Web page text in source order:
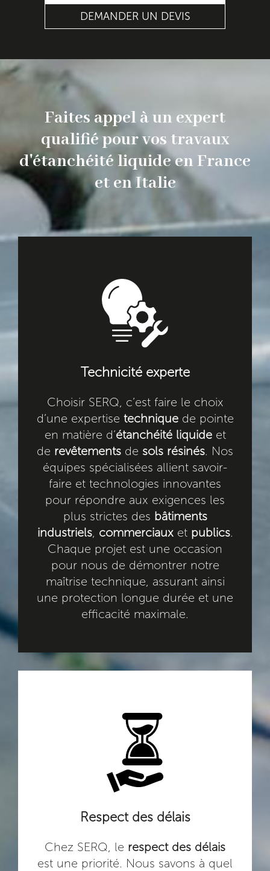
d’eau sur le long terme. Notre équipe
s’occupe de tout pour garantir la pérennité
DEMANDER UN DEVIS
Faites appel à un expert
qualifié pour vos travaux
d'étanchéité liquide en France
et en Italie
Technicité experte
Choisir SERQ, c’est faire le choix
d’une expertise techniquede pointe
en matière d’étanchéité liquideet
de revêtements de sols résinés. Nos
équipes spécialisées allient savoir-
faire et technologies innovantes
pour répondre aux exigences les
plus strictes des bâtiments
industriels, commerciauxet publics.
Chaque projet est une occasion
pour nous de démontrer notre
maîtrise technique, assurant ainsi
une protection longue durée et une
efficacité maximale.
Respect des délais
Chez SERQ, le respect des délais
est une priorité. Nous savons à quel